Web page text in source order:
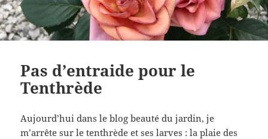
Pas d’entraide pour le
Tenthrède
Aujourd’hui dans le blog beauté du jardin, je
m’arrête sur le tenthrède et ses larves : la plaie des